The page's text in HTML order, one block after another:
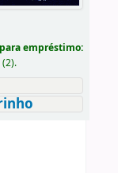
empréstimo:
(2).